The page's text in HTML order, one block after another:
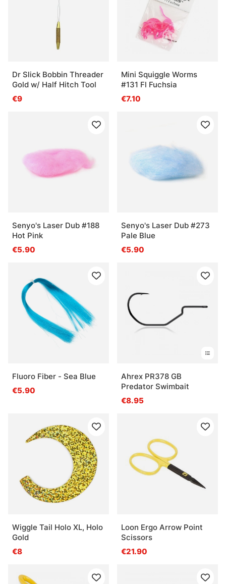
Dr Slick Bobbin Threader
Gold w/ Half Hitch Tool
€9
Mini Squiggle Worms
#131 Fl Fuchsia
€7.10
Senyo's Laser Dub #188
Hot Pink
€5.90
Senyo's Laser Dub #273
Pale Blue
€5.90
Fluoro Fiber - Sea Blue
€5.90
Ahrex PR378 GB
Predator Swimbait
€8.95
Wiggle Tail Holo XL, Holo
Gold
€8
Loon Ergo Arrow Point
Scissors
€21.90